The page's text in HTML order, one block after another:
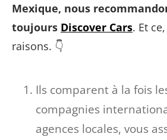
Mexique, nous
toujours Discover Cars. Et
raisons. 👇
Ils comparent à la fois
compagnies
agences locales, vous